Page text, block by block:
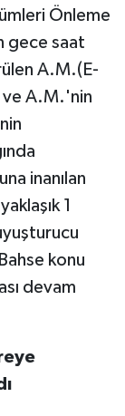
Önleme
gece saat
A.M.(E-
ve A.M.'nin
inanılan
1
konu
devam